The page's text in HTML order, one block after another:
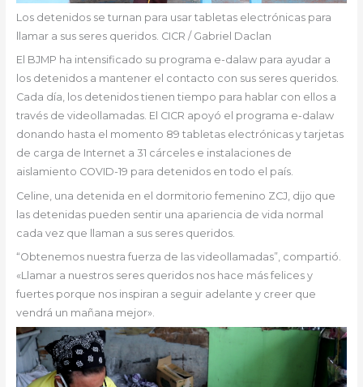
Los detenidos se turnan para usar tabletas electrónicas para
llamar a sus seres queridos. CICR / Gabriel Daclan
El BJMP ha intensificado su programa e-dalaw para ayudar a
los detenidos a mantener el contacto con sus seres queridos.
Cada día, los detenidos tienen tiempo para hablar con ellos a
través de videollamadas. El CICR apoyó el programa e-dalaw
donando hasta el momento 89 tabletas electrónicas y tarjetas
de carga de Internet a 31 cárceles e instalaciones de
aislamiento COVID-19 para detenidos en todo el país.
Celine, una detenida en el dormitorio femenino ZCJ, dijo que
las detenidas pueden sentir una apariencia de vida normal
cada vez que llaman a sus seres queridos.
“Obtenemos nuestra fuerza de las videollamadas”, compartió.
«Llamar a nuestros seres queridos nos hace más felices y
fuertes porque nos inspiran a seguir adelante y creer que
vendrá un mañana mejor».